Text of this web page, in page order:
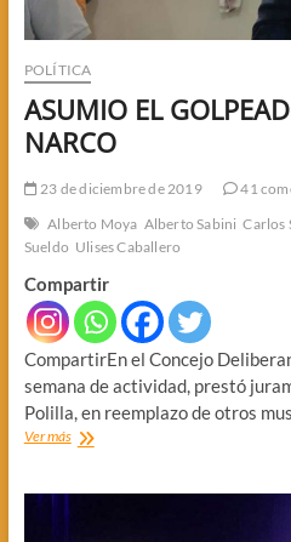
POLÍTICA
ASUMIO EL
NARCO
23 de diciembre de 2019
41
Alberto Moya Alberto Sabini Carlos
Sueldo Ulises Caballero
Compartir
CompartirEn el Concejo
semana de actividad, prestó
Polilla, en reemplazo de otros
Ver másASUMIO